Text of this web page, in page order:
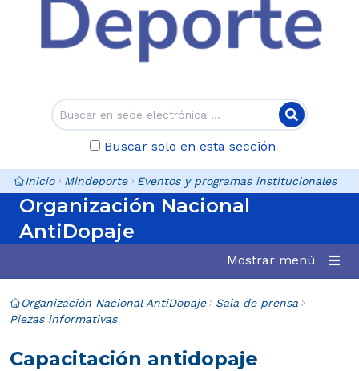
Buscar solo en esta sección
Inicio Mindeporte Eventos y programas institucionales
Organización Nacional
AntiDopaje
Mostrar menú
Organización Nacional AntiDopaje
Sala de prensa
Piezas informativas
Capacitación antidopaje